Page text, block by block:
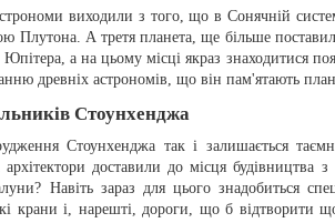
виходили з того, що в Сонячній
Плутона. А третя планета, ще більше
а на цьому місці якраз знаходитися
древніх астрономів, що він пам'ятають
Стоунхенджа
Стоунхенджа так і залишається
архітектори доставили до місця будівництва
Навіть зараз для цього знадобиться
крани і, нарешті, дороги, що б відтворити